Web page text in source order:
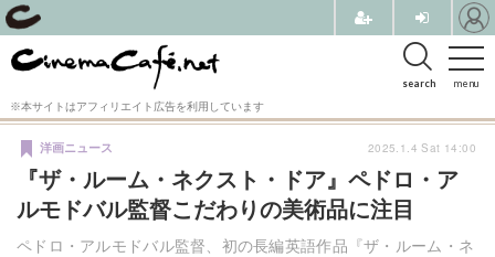
menu
search
※本サイトはアフィリエイト広告を利用しています
『ザ・ルーム・ネクスト・ドア』ペドロ・ア
ルモドバル監督こだわりの美術品に注目
ペドロ・アルモドバル監督、初の長編英語作品『ザ・ルーム・ネ
洋画ニュース 2025.1.4 Sat 14:00